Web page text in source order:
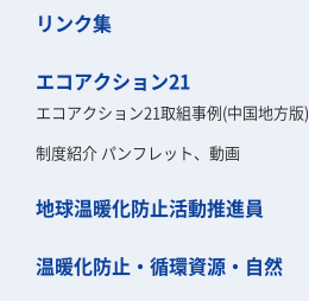
リンク集
エコアクション21
エコアクション21取組事例(中国地方版)
制度紹介 パンフレット、動画
地球温暖化防止活動推進員
温暖化防止・循環資源・自然